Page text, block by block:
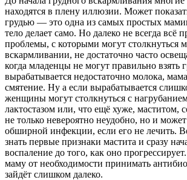
находятся в плену иллюзии. Может
грудью — это одна из самых простых
тело делает само. Но далеко не всегда всё
проблемы, с которыми могут столкнуться
вскармливании, не достаточно часто
когда младенцы не могут правильно взять
вырабатывается недостаточно молока,
смятение. Ну а если вырабатывается
женщины могут столкнуться с
лактостазом или, что ещё хуже, маститом,
не только невероятно неудобно, но и
обширной инфекции, если его не лечить.
знать первые признаки мастита и сразу
воспаление до того, как оно
маму от необходимости принимать
зайдёт слишком далеко.